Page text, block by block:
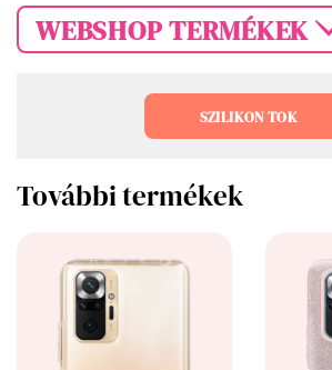
WEBSHOP TERMÉKEK
SZILIKON TOK
További termékek